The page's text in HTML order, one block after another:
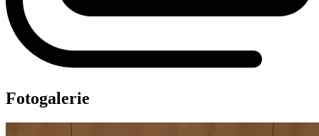
Fotogalerie